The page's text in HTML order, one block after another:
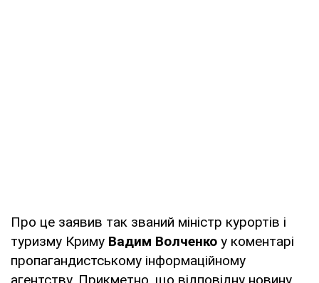
Про це заявив так званий міністр курортів і
туризму Криму Вадим Волченко у коментарі
пропагандистському інформаційному
агентству. Прикметно, що відповідну новину